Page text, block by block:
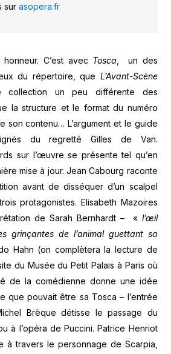
sur asopera.fr
C’est avec Tosca, un des
du répertoire, que L’Avant-Scène
collection un peu différente des
la structure et le format du numéro
son contenu… L’argument et le guide
du regretté Gilles de Van.
sur l’œuvre se présente tel qu’en
mise à jour. Jean Cabourg raconte
avant de disséquer d’un scalpel
protagonistes. Elisabeth Mazoires
de Sarah Bernhardt – « l’œil
grinçantes de l’animal guettant sa
Hahn (on complètera la lecture de
du Musée du Petit Palais à Paris où
de la comédienne donne une idée
que pouvait être sa Tosca – l’entrée
Brèque détisse le passage du
à l’opéra de Puccini. Patrice Henriot
à travers le personnage de Scarpia,